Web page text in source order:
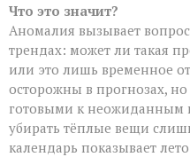
Что это значит?
Аномалия вызывает
трендах: может ли такая
или это лишь временное
осторожны в прогнозах,
готовыми к неожиданным
убирать тёплые вещи
календарь показывает